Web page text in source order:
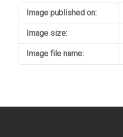
Image published on:
Image size:
Image file name: